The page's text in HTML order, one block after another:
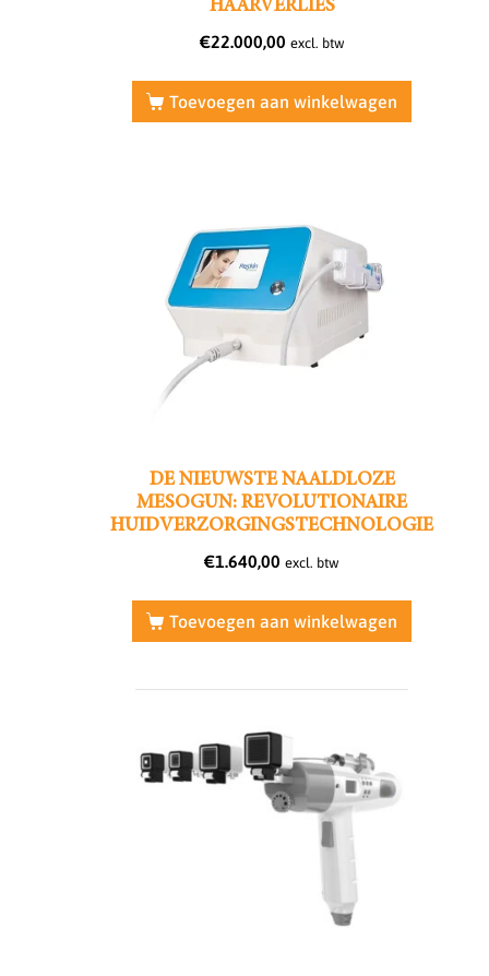
HAARVERLIES
€22.000,00 excl. btw
Toevoegen aan winkelwagen
DE NIEUWSTE NAALDLOZE
MESOGUN: REVOLUTIONAIRE
HUIDVERZORGINGSTECHNOLOGIE
€1.640,00 excl. btw
Toevoegen aan winkelwagen